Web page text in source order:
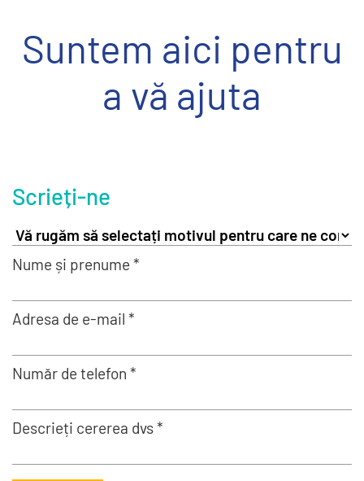
Suntem aici pentru
a vă ajuta
Scrieți-ne
Nume și prenume *
Adresa de e-mail *
Număr de telefon *
Descrieți cererea dvs *